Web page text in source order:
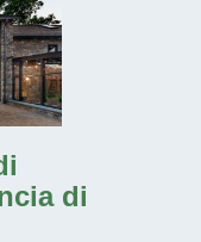
di